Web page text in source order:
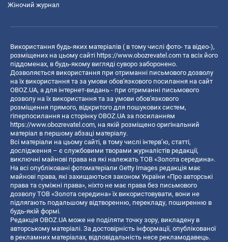
Жіночий журнал
Використання будь-яких матеріалів ( в тому числі фото- та відео-),
розміщених на цьому сайті https://www.obozrevatel.com та всіх його
піддоменах, в будь-якому вигляді суворо заборонено.
Дозволяється використання при отриманні письмового дозволу
на їх використання та за умови обов'язкового посилання на сайт
OBOZ.UA, а для інтернет-видань - при отриманні письмового
дозволу на їх використання та за умови обов'язкового
розміщення прямого, відкритого для пошукових систем,
гіперпосилання на сторінку OBOZ.UA за посиланням
https://www.obozrevatel.com, на якій розміщено оригінальний
матеріал в першому абзаці матеріалу.
Всі матеріали на цьому сайті, в тому числі інтерв’ю, статті,
дослідження – є службовими творами журналістів редакції,
виключні майнові права на які належать ТОВ «Золота середина».
На всі опубліковані фотоматеріали Getty Images редакція має
майнові права, які захищаються законом України «Про авторські
права та суміжні права», ніхто не має права без письмового
дозволу ТОВ «Золота середина» їх використовувати, вони не
підлягають подальшому відтворенню, перекладу, поширенню в
будь-якій формі.
Редакція OBOZ.UA може не поділяти точку зору, викладену в
авторському матеріалі. За достовірність інформації, опублікованої
в рекламних матеріалах, відповідальність несе рекламодавець.